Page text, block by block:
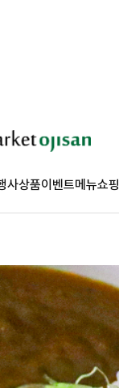
사상품이벤트메뉴쇼핑